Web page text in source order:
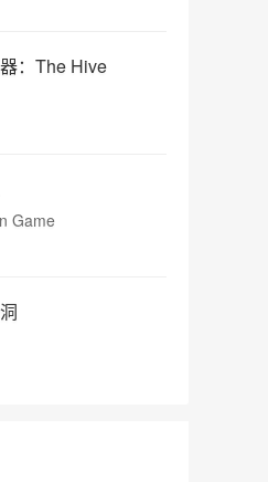
：The Hive
Game